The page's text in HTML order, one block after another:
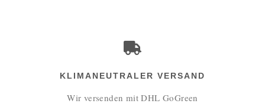
KLIMANEUTRALER VERSAND
Wir versenden mit DHL GoGreen